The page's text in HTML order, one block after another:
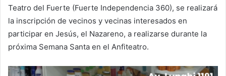
Teatro del Fuerte (Fuerte Independencia 360), se realizará
la inscripción de vecinos y vecinas interesados en
participar en Jesús, el Nazareno, a realizarse durante la
próxima Semana Santa en el Anfiteatro.